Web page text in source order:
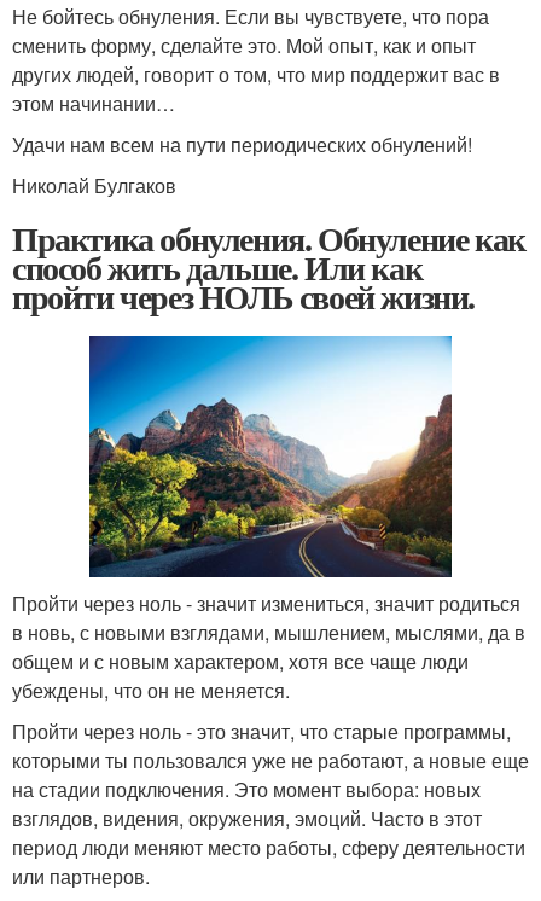
Не бойтесь обнуления. Если вы чувствуете, что пора
сменить форму, сделайте это. Мой опыт, как и опыт
других людей, говорит о том, что мир поддержит вас в
этом начинании…
Удачи нам всем на пути периодических обнулений!
Николай Булгаков
Практика обнуления. Обнуление как
способ жить дальше. Или как
пройти через НОЛЬ своей жизни.
Пройти через ноль - значит измениться, значит родиться
в новь, с новыми взглядами, мышлением, мыслями, да в
общем и с новым характером, хотя все чаще люди
убеждены, что он не меняется.
Пройти через ноль - это значит, что старые программы,
которыми ты пользовался уже не работают, а новые еще
на стадии подключения. Это момент выбора: новых
взглядов, видения, окружения, эмоций. Часто в этот
период люди меняют место работы, сферу деятельности
или партнеров.